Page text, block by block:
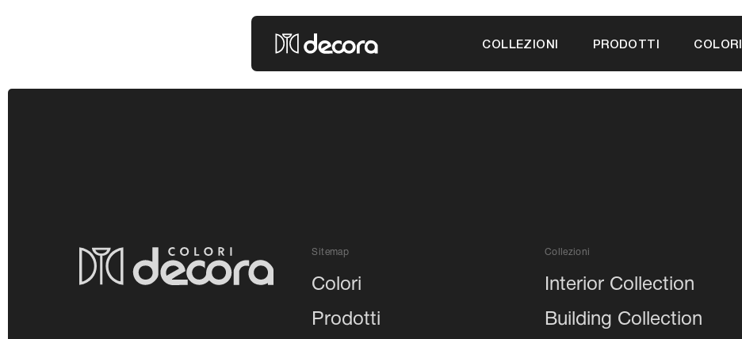
Colori Decora COLLEZIONI PRODOTTI COLORI
Sitemap
Colori
Prodotti
Collezioni
Interior Collection
Building Collection